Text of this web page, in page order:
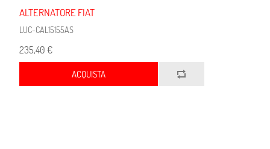
ALTERNATORE FIAT
LUC-CAL15155AS
235,40 €
ACQUISTA